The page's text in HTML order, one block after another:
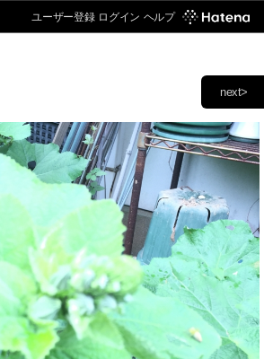
ユーザー登録 ログイン ヘルプ
next>